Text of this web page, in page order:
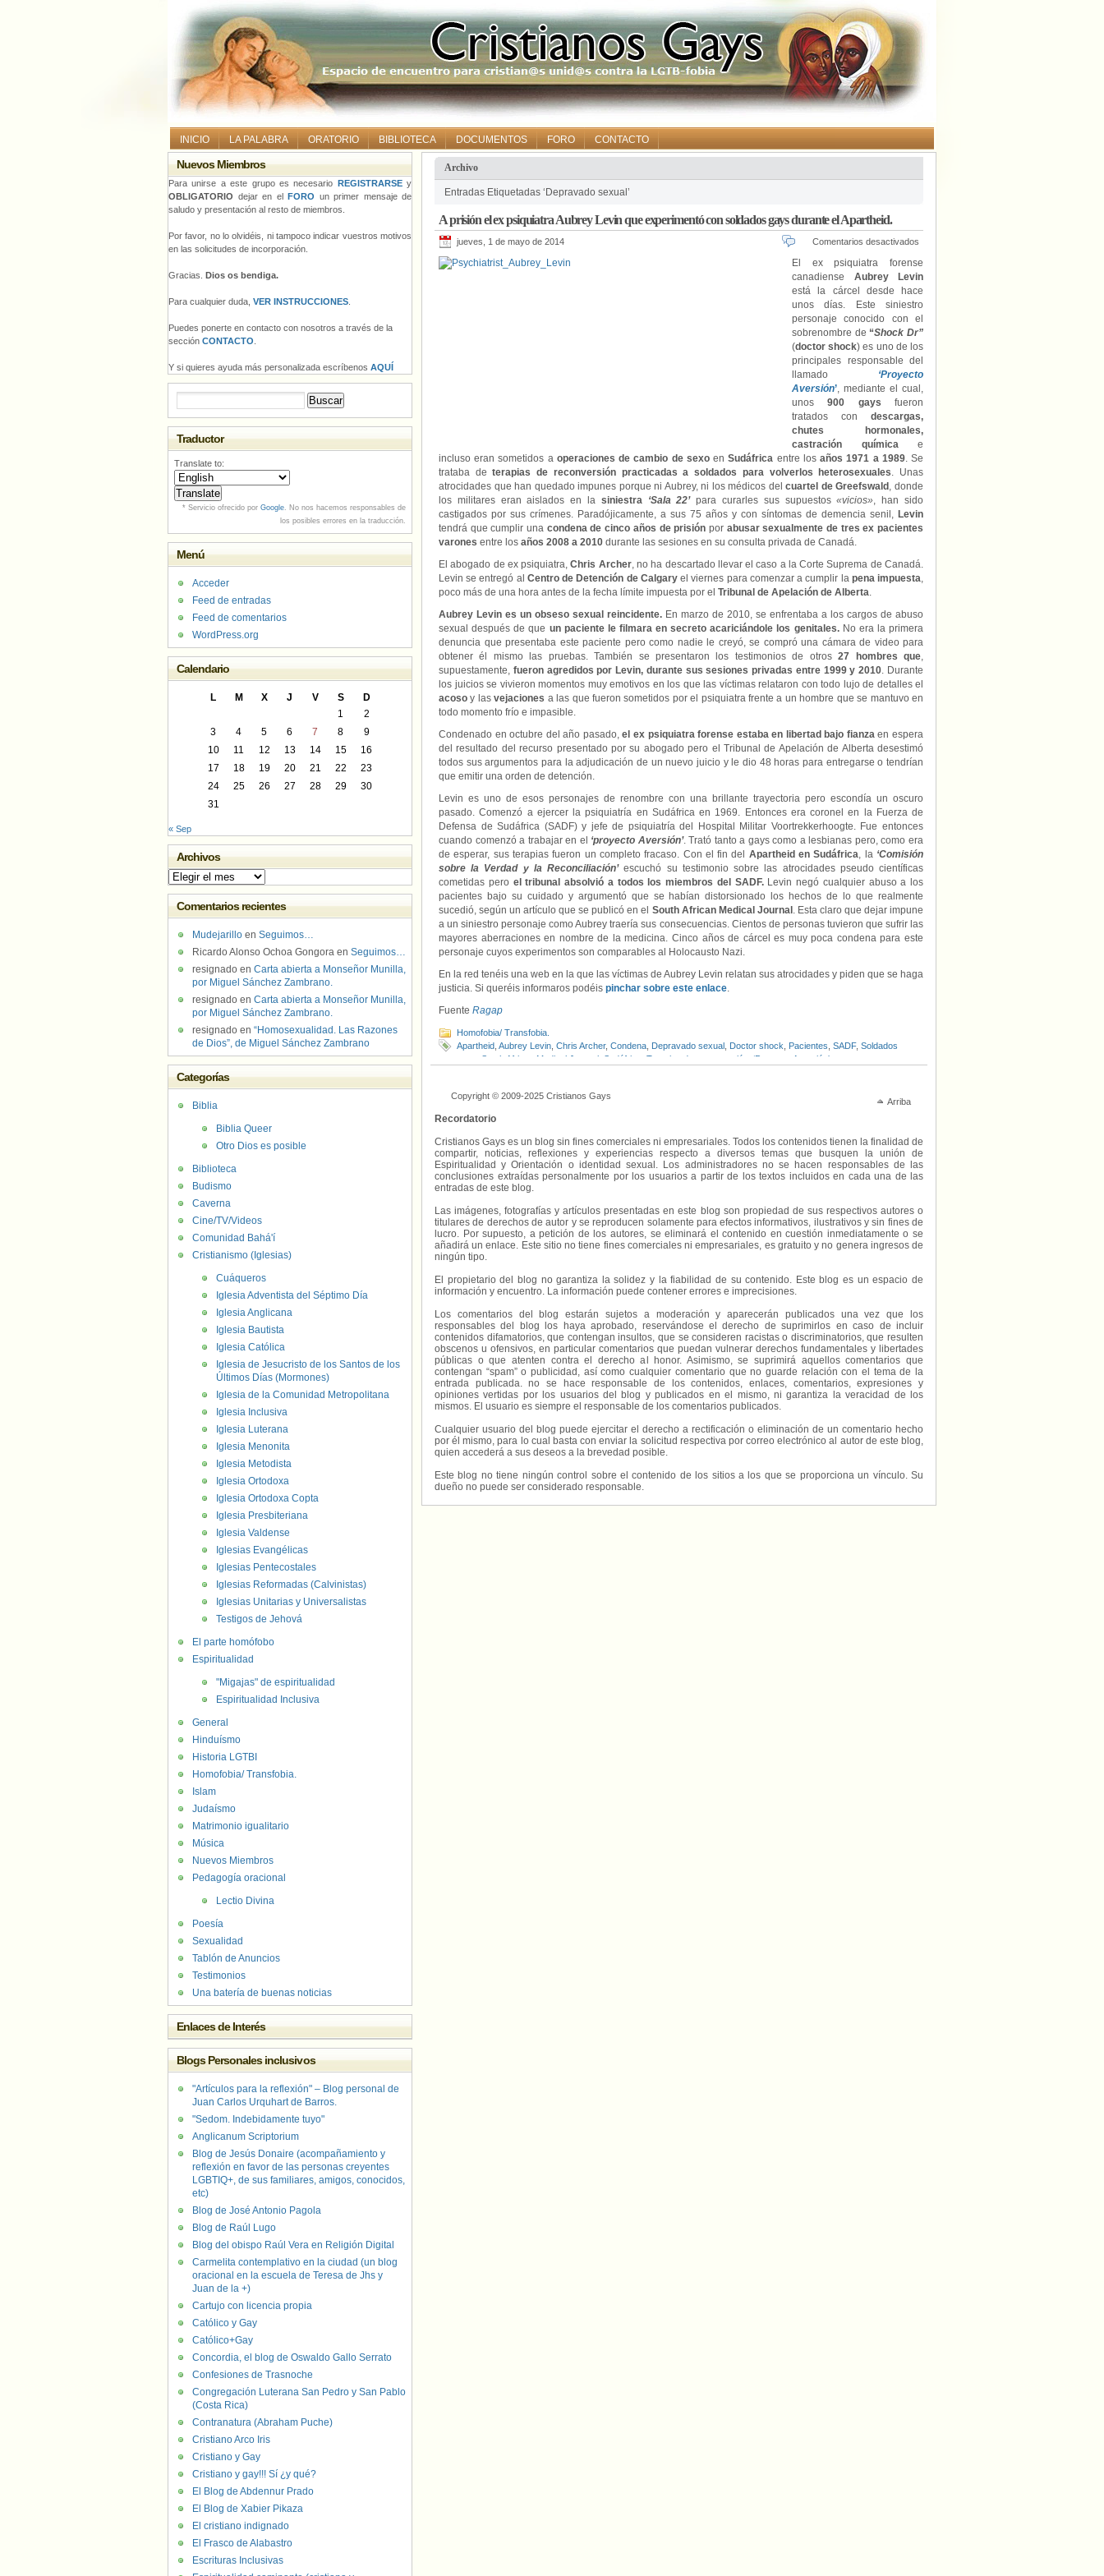
INICIO LA PALABRA ORATORIO BIBLIOTECA DOCUMENTOS FORO CONTACTO
Archivo
Entradas Etiquetadas ‘Depravado sexual’
A prisión el ex psiquiatra Aubrey Levin que experimentó con soldados gays durante el Apartheid.
jueves, 1 de mayo de 2014 Comentarios desactivados
El ex psiquiatra forense
canadiense Aubrey Levin
está la cárcel desde hace
unos días. Este siniestro
personaje conocido con el
sobrenombre de “Shock Dr”
(doctor shock) es uno de los
principales responsable del
llamado ‘Proyecto
Aversión’, mediante el cual,
unos900 gays fueron
tratados con descargas,
chutes hormonales,
castración química e
incluso eran sometidos a operaciones de cambio de sexoenSudáfrica entre losaños 1971 a 1989. Se
trataba de terapias de reconversión practicadas a soldados para volverlos heterosexuales. Unas
atrocidades que han quedado impunes porque ni Aubrey, ni los médicos del cuartel de Greefswald , donde
los militares eran aislados en la siniestra ‘Sala 22’para curarles sus supuestos«vicios», han sido
castigados por sus crímenes. Paradójicamente, a sus 75 años y con síntomas de demencia senil, Levin
tendrá que cumplir una condena de cinco años de prisión por abusar sexualmente de tres ex pacientes
varones entre los años 2008 a 2010 durante las sesiones en su consulta privada de Canadá.
El abogado de ex psiquiatra,Chris Archer, no ha descartado llevar el caso a la Corte Suprema de Canadá.
Levin se entregó al Centro de Detención de Calgaryel viernes para comenzar a cumplir la pena impuesta,
poco más de una hora antes de la fecha límite impuesta por el Tribunal de Apelación de Alberta.
Aubrey Levin es un obseso sexual reincidente. En marzo de 2010, se enfrentaba a los cargos de abuso
sexual después de que un paciente le filmara en secreto acariciándole los genitales.No era la primera
denuncia que presentaba este paciente pero como nadie le creyó, se compró una cámara de video para
obtener él mismo las pruebas. También se presentaron los testimonios de otros27 hombres que,
supuestamente, fueron agredidos por Levin, durante sus sesiones privadas entre 1999 y 2010. Durante
los juicios se vivieron momentos muy emotivos en los que las víctimas relataron con todo lujo de detalles el
acosoy lasvejaciones a las que fueron sometidos por el psiquiatra frente a un hombre que se mantuvo en
todo momento frío e impasible.
Condenado en octubre del año pasado,el ex psiquiatra forense estaba en libertad bajo fianzaen espera
del resultado del recurso presentado por su abogado pero el Tribunal de Apelación de Alberta desestimó
todos sus argumentos para la adjudicación de un nuevo juicio y le dio 48 horas para entregarse o tendrían
que emitir una orden de detención.
Levin es uno de esos personajes de renombre con una brillante trayectoria pero escondía un oscuro
pasado. Comenzó a ejercer la psiquiatría en Sudáfrica en 1969. Entonces era coronel en la Fuerza de
Defensa de Sudáfrica (SADF) y jefe de psiquiatría del Hospital Militar Voortrekkerhoogte. Fue entonces
cuando comenzó a trabajar en el ‘proyecto Aversión’. Trató tanto a gays como a lesbianas pero, como era
de esperar, sus terapias fueron un completo fracaso. Con el fin del Apartheid en Sudáfrica, la ‘Comisión
sobre la Verdad y la Reconciliación’escuchó su testimonio sobre las atrocidades pseudo científicas
cometidas pero el tribunal absolvió a todos los miembros del SADF.Levin negó cualquier abuso a los
pacientes bajo su cuidado y argumentó que se habían distorsionado los hechos de lo que realmente
sucedió, según un artículo que se publicó en el South African Medical Journal . Esta claro que dejar impune
a un siniestro personaje como Aubrey traería sus consecuencias. Cientos de personas tuvieron que sufrir las
mayores aberraciones en nombre de la medicina. Cinco años de cárcel es muy poca condena para este
personaje cuyos experimentos son comparables al Holocausto Nazi.
En la red tenéis una web en la que las víctimas de Aubrey Levin relatan sus atrocidades y piden que se haga
justicia. Si queréis informaros podéis pinchar sobre este enlace.
Fuente Ragap
Homofobia/ Transfobia.
Apartheid Aubrey Levin Chris Archer, Condena Depravado sexual Doctor shock Pacientes SADF, Soldados
South African Medical Journal Sudáfrica Terapias de reconversión ‘Proyecto Aversión'
Arriba
Copyright © 2009-2025 Cristianos Gays
Recordatorio
Cristianos Gays es un blog sin fines comerciales ni empresariales. Todos los contenidos tienen la finalidad de
compartir, noticias, reflexiones y experiencias respecto a diversos temas que busquen la unión de
Espiritualidad y Orientación o identidad sexual. Los administradores no se hacen responsables de las
conclusiones extraídas personalmente por los usuarios a partir de los textos incluidos en cada una de las
entradas de este blog.
Las imágenes, fotografías y artículos presentadas en este blog son propiedad de sus respectivos autores o
titulares de derechos de autor y se reproducen solamente para efectos informativos, ilustrativos y sin fines de
lucro. Por supuesto, a petición de los autores, se eliminará el contenido en cuestión inmediatamente o se
añadirá un enlace. Este sitio no tiene fines comerciales ni empresariales, es gratuito y no genera ingresos de
ningún tipo.
El propietario del blog no garantiza la solidez y la fiabilidad de su contenido. Este blog es un espacio de
información y encuentro. La información puede contener errores e imprecisiones.
Los comentarios del blog estarán sujetos a moderación y aparecerán publicados una vez que los
responsables del blog los haya aprobado, reservándose el derecho de suprimirlos en caso de incluir
contenidos difamatorios, que contengan insultos, que se consideren racistas o discriminatorios, que resulten
obscenos u ofensivos, en particular comentarios que puedan vulnerar derechos fundamentales y libertades
públicas o que atenten contra el derecho al honor. Asimismo, se suprimirá aquellos comentarios que
contengan “spam” o publicidad, así como cualquier comentario que no guarde relación con el tema de la
entrada publicada. no se hace responsable de los contenidos, enlaces, comentarios, expresiones y
opiniones vertidas por los usuarios del blog y publicados en el mismo, ni garantiza la veracidad de los
mismos. El usuario es siempre el responsable de los comentarios publicados.
Cualquier usuario del blog puede ejercitar el derecho a rectificación o eliminación de un comentario hecho
por él mismo, para lo cual basta con enviar la solicitud respectiva por correo electrónico al autor de este blog,
quien accederá a sus deseos a la brevedad posible.
Este blog no tiene ningún control sobre el contenido de los sitios a los que se proporciona un vínculo. Su
dueño no puede ser considerado responsable.
Nuevos Miembros
Para unirse a este grupo es necesario REGISTRARSEy
OBLIGATORIO dejar en el FORO un primer mensaje de
saludo y presentación al resto de miembros.
Por favor, no lo olvidéis, ni tampoco indicar vuestros motivos
en las solicitudes de incorporación.
Gracias. Dios os bendiga.
Para cualquier duda, VER INSTRUCCIONES
Puedes ponerte en contacto con nosotros a través de la
sección CONTACTO
Y si quieres ayuda más personalizada escríbenos AQUÍ
Traductor
Translate to:
* Servicio ofrecido por Google. No nos hacemos responsables de
los posibles errores en la traducción.
Menú
Acceder
Feed de entradas
Feed de comentarios
WordPress.org
Calendario
L M X J V S
D
1
2
3
4 5 6 7 8
9
10
11 12 13 14 15
16
17
18 19 20 21 22
23
24
25 26 27 28 29
30
31
« Sep
Archivos
Archivos
Comentarios recientes
Mudejarillo en Seguimos…
Ricardo Alonso Ochoa Gongora en Seguimos…
resignado en Carta abierta a Monseñor Munilla,
por Miguel Sánchez Zambrano.
resignado en Carta abierta a Monseñor Munilla,
por Miguel Sánchez Zambrano.
resignado en “Homosexualidad. Las Razones
de Dios”, de Miguel Sánchez Zambrano
Categorías
Biblia
Biblia Queer
Otro Dios es posible
Biblioteca
Budismo
Caverna
Cine/TV/Videos
Comunidad Bahá'í
Cristianismo (Iglesias)
Cuáqueros
Iglesia Adventista del Séptimo Día
Iglesia Anglicana
Iglesia Bautista
Iglesia Católica
Iglesia de Jesucristo de los Santos de los
Últimos Días (Mormones)
Iglesia de la Comunidad Metropolitana
Iglesia Inclusiva
Iglesia Luterana
Iglesia Menonita
Iglesia Metodista
Iglesia Ortodoxa
Iglesia Ortodoxa Copta
Iglesia Presbiteriana
Iglesia Valdense
Iglesias Evangélicas
Iglesias Pentecostales
Iglesias Reformadas (Calvinistas)
Iglesias Unitarias y Universalistas
Testigos de Jehová
El parte homófobo
Espiritualidad
"Migajas" de espiritualidad
Espiritualidad Inclusiva
General
Hinduísmo
Historia LGTBI
Homofobia/ Transfobia.
Islam
Judaísmo
Matrimonio igualitario
Música
Nuevos Miembros
Pedagogía oracional
Lectio Divina
Poesía
Sexualidad
Tablón de Anuncios
Testimonios
Una batería de buenas noticias
Enlaces de Interés
Blogs Personales inclusivos
"Artículos para la reflexión" – Blog personal de
Juan Carlos Urquhart de Barros.
"Sedom. Indebidamente tuyo"
Anglicanum Scriptorium
Blog de Jesús Donaire (acompañamiento y
reflexión en favor de las personas creyentes
LGBTIQ+, de sus familiares, amigos, conocidos,
etc)
Blog de José Antonio Pagola
Blog de Raúl Lugo
Blog del obispo Raúl Vera en Religión Digital
Carmelita contemplativo en la ciudad (un blog
oracional en la escuela de Teresa de Jhs y
Juan de la +)
Cartujo con licencia propia
Católico y Gay
Católico+Gay
Concordia, el blog de Oswaldo Gallo Serrato
Confesiones de Trasnoche
Congregación Luterana San Pedro y San Pablo
(Costa Rica)
Contranatura (Abraham Puche)
Cristiano Arco Iris
Cristiano y Gay
Cristiano y gay!!! Sí ¿y qué?
El Blog de Abdennur Prado
El Blog de Xabier Pikaza
El cristiano indignado
El Frasco de Alabastro
Escrituras Inclusivas